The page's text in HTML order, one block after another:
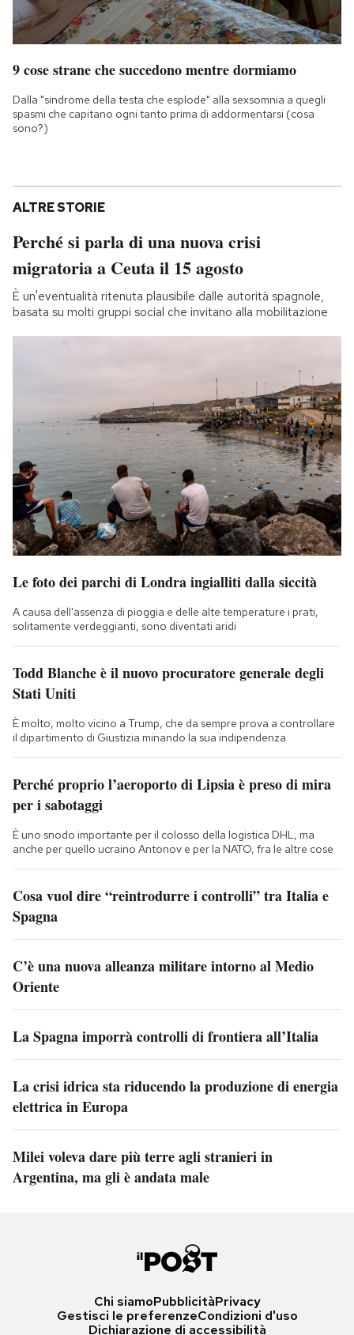
9 cose strane che succedono mentre dormiamo
Dalla "sindrome della testa che esplode" alla sexsomnia a quegli
spasmi che capitano ogni tanto prima di addormentarsi (cosa
sono?)
ALTRE STORIE
Perché si parla di una nuova crisi
migratoria a Ceuta il 15 agosto
È un'eventualità ritenuta plausibile dalle autorità spagnole,
basata su molti gruppi social che invitano alla mobilitazione
Le foto dei parchi di Londra ingialliti dalla siccità
A causa dell'assenza di pioggia e delle alte temperature i prati,
solitamente verdeggianti, sono diventati aridi
Todd Blanche è il nuovo procuratore generale degli
Stati Uniti
È molto, molto vicino a Trump, che da sempre prova a controllare
il dipartimento di Giustizia minando la sua indipendenza
Perché proprio l’aeroporto di Lipsia è preso di mira
per i sabotaggi
È uno snodo importante per il colosso della logistica DHL, ma
anche per quello ucraino Antonov e per la NATO, fra le altre cose
Cosa vuol dire “reintrodurre i controlli” tra Italia e
Spagna
C’è una nuova alleanza militare intorno al Medio
Oriente
La Spagna imporrà controlli di frontiera all’Italia
La crisi idrica sta riducendo la produzione di energia
elettrica in Europa
Milei voleva dare più terre agli stranieri in
Argentina, ma gli è andata male
Chi siamoPubblicitàPrivacy
Gestisci le preferenzeCondizioni d'uso
Dichiarazione di accessibilità